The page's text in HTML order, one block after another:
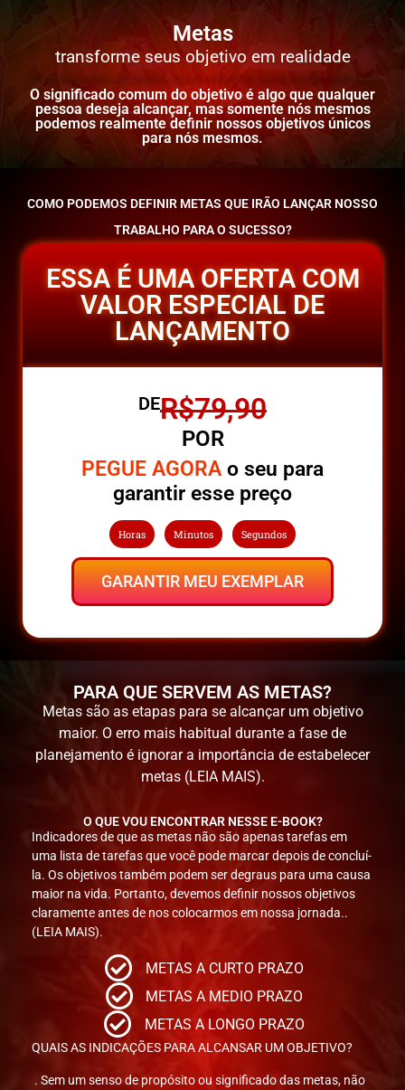
Metas
transforme seus objetivo em realidade
O significado comum do objetivo é algo que qualquer
pessoa deseja alcançar, mas somente nós mesmos
podemos realmente definir nossos objetivos únicos
para nós mesmos.
COMO PODEMOS DEFINIR METAS QUE IRÃO LANÇAR NOSSO
TRABALHO PARA O SUCESSO?
ESSA É UMA OFERTA COM
VALOR ESPECIAL DE
LANÇAMENTO
DER$79,90
POR
PEGUE AGORA o seu para
garantir esse preço
Horas Minutos Segundos
GARANTIR MEU EXEMPLAR
PARA QUE SERVEM AS METAS?
Metas são as etapas para se alcançar um objetivo
maior. O erro mais habitual durante a fase de
planejamento é ignorar a importância de estabelecer
metas (LEIA MAIS).
O QUE VOU ENCONTRAR NESSE E-BOOK?
Indicadores de que as metas não são apenas tarefas em
uma lista de tarefas que você pode marcar depois de concluí-
la. Os objetivos também podem ser degraus para uma causa
maior na vida. Portanto, devemos definir nossos objetivos
claramente antes de nos colocarmos em nossa jornada..
(LEIA MAIS).
METAS A CURTO PRAZO
METAS A MEDIO PRAZO
METAS A LONGO PRAZO
QUAIS AS INDICAÇÕES PARA ALCANSAR UM OBJETIVO?
. Sem um senso de propósito ou significado das metas, não